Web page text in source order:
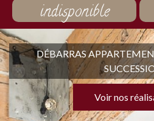
indisponible
DÉBARRAS
Voir nos